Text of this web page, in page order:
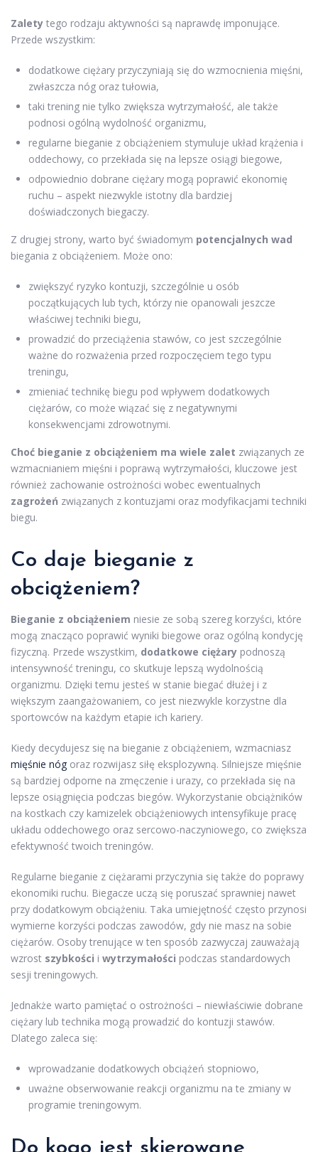
Zalety tego rodzaju aktywności są naprawdę imponujące.
Przede wszystkim:
dodatkowe ciężary przyczyniają się do wzmocnienia mięśni,
zwłaszcza nóg oraz tułowia,
taki trening nie tylko zwiększa wytrzymałość, ale także
podnosi ogólną wydolność organizmu,
regularne bieganie z obciążeniem stymuluje układ krążenia i
oddechowy, co przekłada się na lepsze osiągi biegowe,
odpowiednio dobrane ciężary mogą poprawić ekonomię
ruchu – aspekt niezwykle istotny dla bardziej
doświadczonych biegaczy.
Z drugiej strony, warto być świadomym potencjalnych wad
biegania z obciążeniem. Może ono:
zwiększyć ryzyko kontuzji, szczególnie u osób
początkujących lub tych, którzy nie opanowali jeszcze
właściwej techniki biegu,
prowadzić do przeciążenia stawów, co jest szczególnie
ważne do rozważenia przed rozpoczęciem tego typu
treningu,
zmieniać technikę biegu pod wpływem dodatkowych
ciężarów, co może wiązać się z negatywnymi
konsekwencjami zdrowotnymi.
Choć bieganie z obciążeniem ma wiele zalet związanych ze
wzmacnianiem mięśni i poprawą wytrzymałości, kluczowe jest
również zachowanie ostrożności wobec ewentualnych
zagrożeń związanych z kontuzjami oraz modyfikacjami techniki
biegu.
Co daje bieganie z
obciążeniem?
Bieganie z obciążeniem niesie ze sobą szereg korzyści, które
mogą znacząco poprawić wyniki biegowe oraz ogólną kondycję
fizyczną. Przede wszystkim, dodatkowe ciężary podnoszą
intensywność treningu, co skutkuje lepszą wydolnością
organizmu. Dzięki temu jesteś w stanie biegać dłużej i z
większym zaangażowaniem, co jest niezwykle korzystne dla
sportowców na każdym etapie ich kariery.
Kiedy decydujesz się na bieganie z obciążeniem, wzmacniasz
mięśnie nóg oraz rozwijasz siłę eksplozywną. Silniejsze mięśnie
są bardziej odporne na zmęczenie i urazy, co przekłada się na
lepsze osiągnięcia podczas biegów. Wykorzystanie obciążników
na kostkach czy kamizelek obciążeniowych intensyfikuje pracę
układu oddechowego oraz sercowo-naczyniowego, co zwiększa
efektywność twoich treningów.
Regularne bieganie z ciężarami przyczynia się także do poprawy
ekonomiki ruchu. Biegacze uczą się poruszać sprawniej nawet
przy dodatkowym obciążeniu. Taka umiejętność często przynosi
wymierne korzyści podczas zawodów, gdy nie masz na sobie
ciężarów. Osoby trenujące w ten sposób zazwyczaj zauważają
wzrost szybkości i wytrzymałości podczas standardowych
sesji treningowych.
Jednakże warto pamiętać o ostrożności – niewłaściwie dobrane
ciężary lub technika mogą prowadzić do kontuzji stawów.
Dlatego zaleca się:
wprowadzanie dodatkowych obciążeń stopniowo,
uważne obserwowanie reakcji organizmu na te zmiany w
programie treningowym.